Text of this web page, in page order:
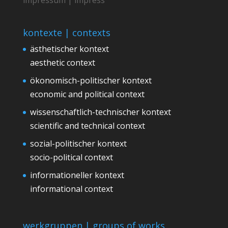
kontexte | contexts
ästhetischer kontext
aesthetic context
ökonomisch-politischer kontext
economic and political context
wissenschaftlich-technischer kontext
scientific and technical context
sozial-politischer kontext
socio-political context
informationeller kontext
informational context
werkgruppen | groups of works